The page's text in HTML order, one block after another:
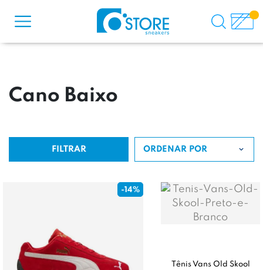
Cano Baixo
FILTRAR ORDENAR POR
-14%
Tênis Vans Old Skool